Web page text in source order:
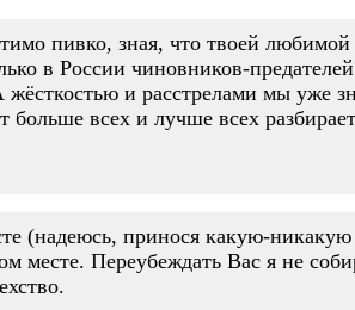
пивко, зная, что твоей
в России чиновников-
и расстрелами мы уже
всех и лучше всех
(надеюсь, принося какую-
месте. Переубеждать Вас я не